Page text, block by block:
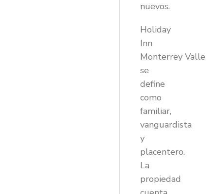
nuevos.
Holiday
Inn
Monterrey Valle
se
define
como
familiar,
vanguardista
y
placentero.
La
propiedad